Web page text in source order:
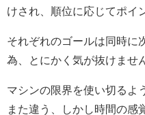
けされ、順位に応じてポイ
それぞれのゴールは同時に
為、とにかく気が抜けませ
マシンの限界を使い切るよ
また違う、しかし時間の感